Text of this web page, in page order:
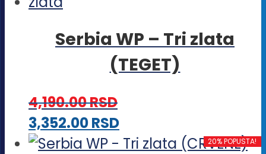
Serbia WP – Tri zlata
(TEGET)
4,190.00RSD
3,352.00RSDOvaj
proizvod
20% POPUSTA!